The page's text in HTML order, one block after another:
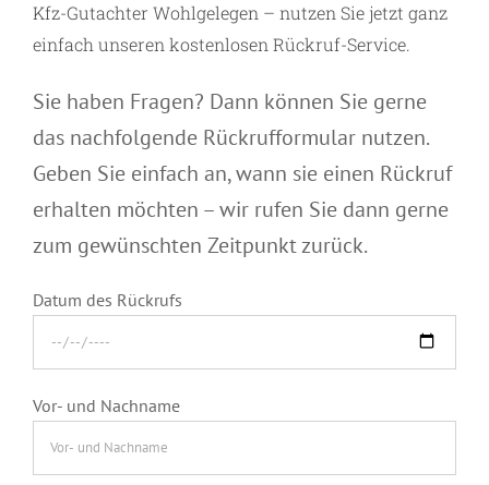
Kfz-Gutachter Wohlgelegen – nutzen Sie jetzt ganz
einfach unseren kostenlosen Rückruf-Service.
Sie haben Fragen? Dann können Sie gerne
das nachfolgende Rückrufformular nutzen.
Geben Sie einfach an, wann sie einen Rückruf
erhalten möchten – wir rufen Sie dann gerne
zum gewünschten Zeitpunkt zurück.
Datum des Rückrufs
Vor- und Nachname